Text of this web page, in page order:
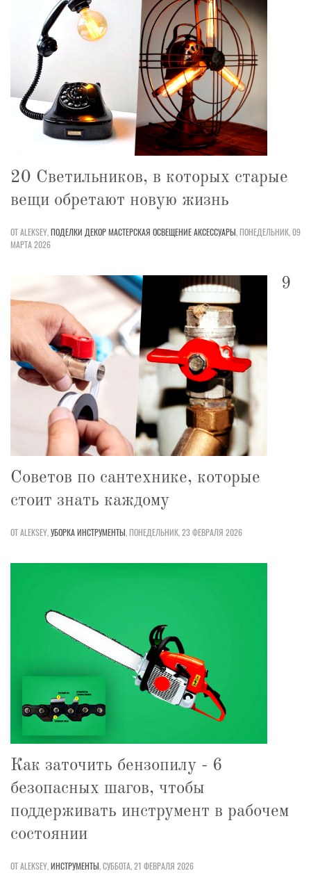
20 Светильников, в которых старые
вещи обретают новую жизнь
ОТ ALEKSEY,ПОДЕЛКИ ДЕКОРМАСТЕРСКАЯ ОСВЕЩЕНИЕАКСЕССУАРЫ,ПОНЕДЕЛЬНИК, 09
МАРТА 2026
9
Советов по сантехнике, которые
стоит знать каждому
ОТ ALEKSEY,УБОРКАИНСТРУМЕНТЫ,ПОНЕДЕЛЬНИК, 23 ФЕВРАЛЯ 2026
Как заточить бензопилу - 6
безопасных шагов, чтобы
поддерживать инструмент в рабочем
состоянии
ОТ ALEKSEY,ИНСТРУМЕНТЫ,СУББОТА, 21 ФЕВРАЛЯ 2026